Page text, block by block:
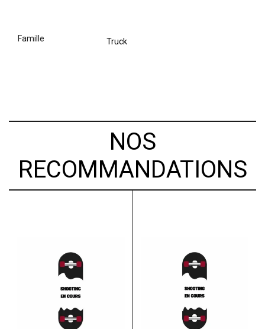
famille Truck
NOS
RECOMMANDATIONS